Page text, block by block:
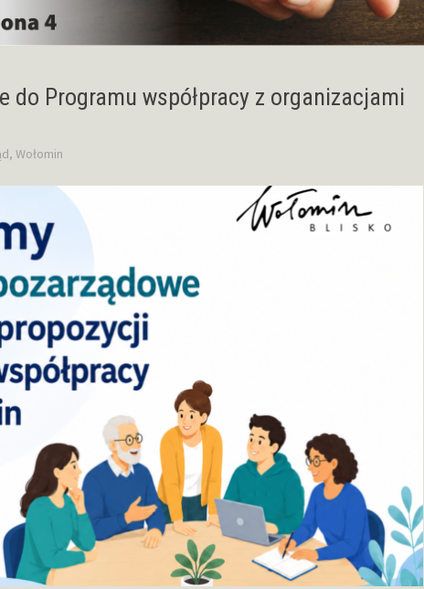
do Programu współpracy z organizacjami
, Wołomin